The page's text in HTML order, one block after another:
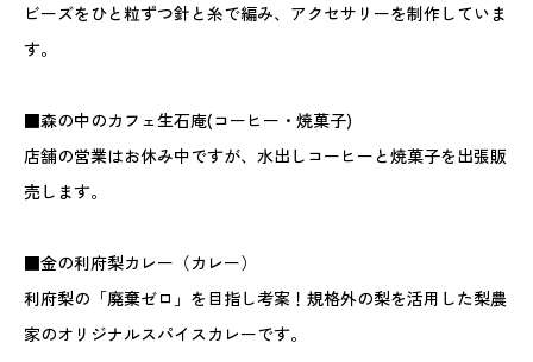
ビーズをひと粒ずつ針と糸で編み、アクセサリーを制作していま
す。
■森の中のカフェ生石庵(コーヒー・焼菓子)
店舗の営業はお休み中ですが、水出しコーヒーと焼菓子を出張販
売します。
■金の利府梨カレー（カレー）
利府梨の「廃棄ゼロ」を目指し考案！規格外の梨を活用した梨農
家のオリジナルスパイスカレーです。